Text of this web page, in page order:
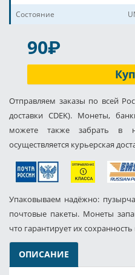
Состояние
90P
Отправляем заказы по всей
доставки CDEK). Монеты,
можете также забрать в
осуществляется курьерская
Упаковываем надёжно:
почтовые пакеты. Монеты
что гарантирует их
ОПИСАНИЕ